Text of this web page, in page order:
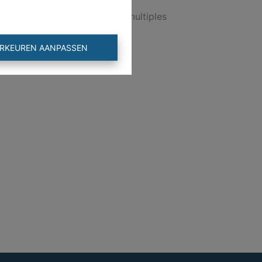
AANPASSEN
vente secouée par de multiples